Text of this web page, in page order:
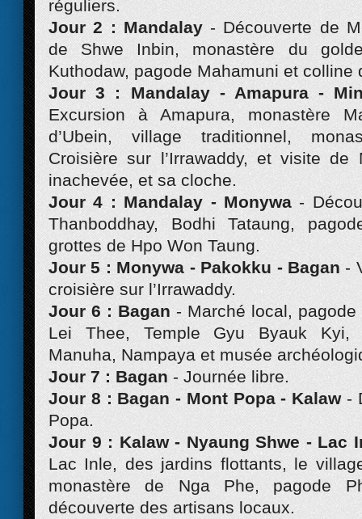
réguliers.
Jour 2 : Mandalay - Découverte de
de Shwe Inbin, monastère du
Kuthodaw, pagode Mahamuni et colline
Jour 3 : Mandalay - Amapura -
Excursion à Amapura, monastère
d’Ubein, village traditionnel,
Croisière sur l’Irrawaddy, et visite de
inachevée, et sa cloche.
Jour 4 : Mandalay - Monywa -
Thanboddhay, Bodhi Tataung,
grottes de Hpo Won Taung.
Jour 5 : Monywa - Pakokku - Bagan-
croisière sur l’Irrawaddy.
Jour 6 : Bagan - Marché local,
Lei Thee, Temple Gyu Byauk Kyi,
Manuha, Nampaya et musée
Jour 7 : Bagan - Journée libre.
Jour 8 : Bagan - Mont Popa - Kalaw -
Popa.
Jour 9 : Kalaw - Nyaung Shwe - Lac
Lac Inle, des jardins flottants, le
monastère de Nga Phe, pagode
découverte des artisans locaux.